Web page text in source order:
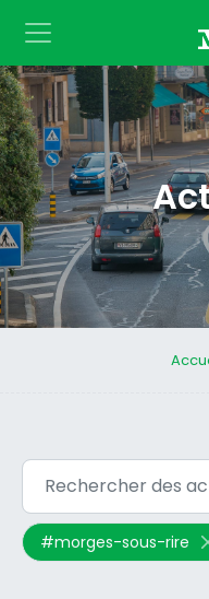
#morges-sous-rire